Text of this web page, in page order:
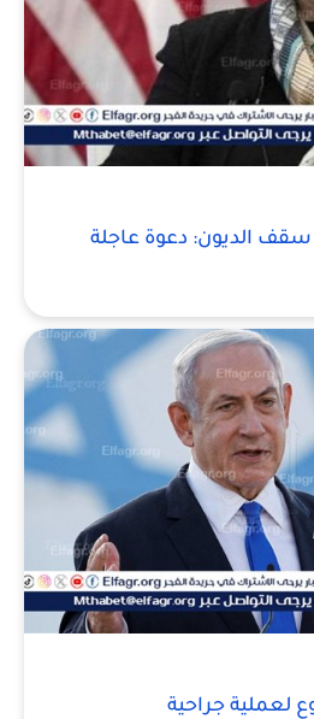
سقف الديون: دعوة عاجلة
لعملية جراحية